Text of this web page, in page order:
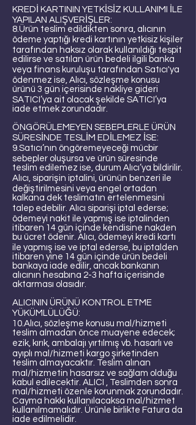
KREDİ KARTININ YETKİSİZ KULLANIMI İLE
YAPILAN ALIŞVERİŞLER:
8.Ürün teslim edildikten sonra, alıcının
ödeme yaptığı kredi kartının yetkisiz kişiler
tarafından haksız olarak kullanıldığı tespit
edilirse ve satılan ürün bedeli ilgili banka
veya finans kuruluşu tarafından Satıcı'ya
ödenmez ise, Alıcı, sözleşme konusu
ürünü 3 gün içerisinde nakliye gideri
SATICI’ya ait olacak şekilde SATICI’ya
iade etmek zorundadır.
ÖNGÖRÜLEMEYEN SEBEPLERLE ÜRÜN
SÜRESİNDE TESLİM EDİLEMEZ İSE:
9.Satıcı’nın öngöremeyeceği mücbir
sebepler oluşursa ve ürün süresinde
teslim edilemez ise, durum Alıcı’ya bildirilir.
Alıcı, siparişin iptalini, ürünün benzeri ile
değiştirilmesini veya engel ortadan
kalkana dek teslimatın ertelenmesini
talep edebilir. Alıcı siparişi iptal ederse;
ödemeyi nakit ile yapmış ise iptalinden
itibaren 14 gün içinde kendisine nakden
bu ücret ödenir. Alıcı, ödemeyi kredi kartı
ile yapmış ise ve iptal ederse, bu iptalden
itibaren yine 14 gün içinde ürün bedeli
bankaya iade edilir, ancak bankanın
alıcının hesabına 2-3 hafta içerisinde
aktarması olasıdır.
ALICININ ÜRÜNÜ KONTROL ETME
YÜKÜMLÜLÜĞÜ:
10.Alıcı, sözleşme konusu mal/hizmeti
teslim almadan önce muayene edecek;
ezik, kırık, ambalajı yırtılmış vb. hasarlı ve
ayıplı mal/hizmeti kargo şirketinden
teslim almayacaktır. Teslim alınan
mal/hizmetin hasarsız ve sağlam olduğu
kabul edilecektir. ALICI , Teslimden sonra
mal/hizmeti özenle korunmak zorundadır.
Cayma hakkı kullanılacaksa mal/hizmet
kullanılmamalıdır. Ürünle birlikte Fatura da
iade edilmelidir.